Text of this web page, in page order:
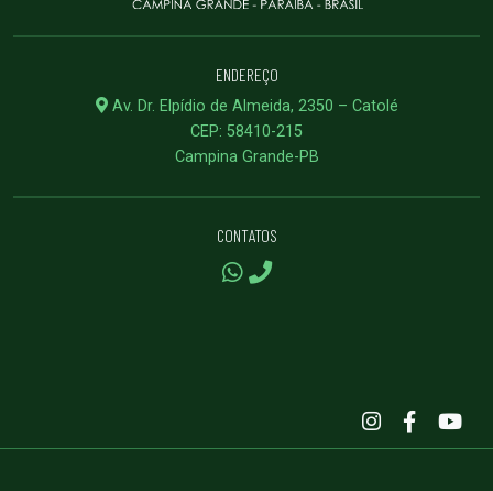
ENDEREÇO
Av. Dr. Elpídio de Almeida, 2350 – Catolé
CEP: 58410-215
Campina Grande-PB
CONTATOS